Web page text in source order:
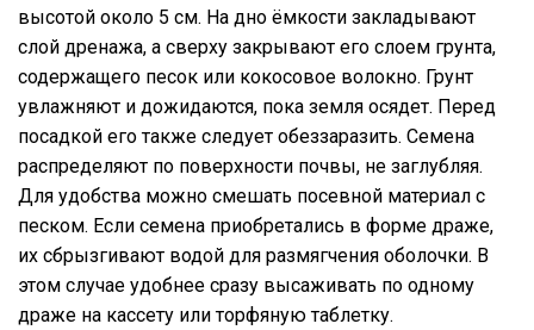
высотой около 5 см. На дно ёмкости закладывают
слой дренажа, а сверху закрывают его слоем грунта,
содержащего песок или кокосовое волокно. Грунт
увлажняют и дожидаются, пока земля осядет. Перед
посадкой его также следует обеззаразить. Семена
распределяют по поверхности почвы, не заглубляя.
Для удобства можно смешать посевной материал с
песком. Если семена приобретались в форме драже,
их сбрызгивают водой для размягчения оболочки. В
этом случае удобнее сразу высаживать по одному
драже на кассету или торфяную таблетку.